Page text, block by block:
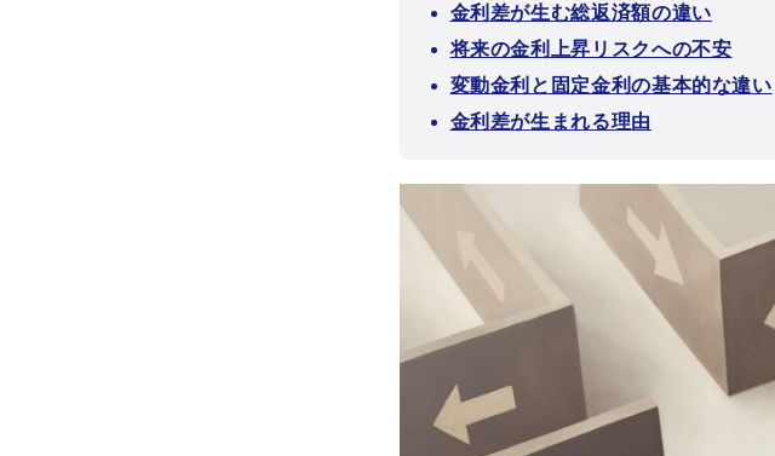
金利差が生む総返済額の違い
将来の金利上昇リスクへの不安
変動金利と固定金利の基本的な違い
金利差が生まれる理由